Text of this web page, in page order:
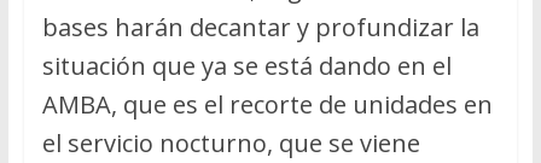
bases harán decantar y profundizar la
situación que ya se está dando en el
AMBA, que es el recorte de unidades en
el servicio nocturno, que se viene